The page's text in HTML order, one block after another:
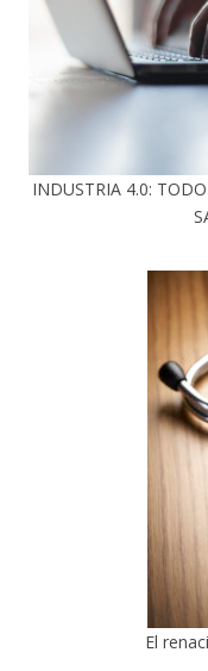
INDUSTRIA 4.0:
El